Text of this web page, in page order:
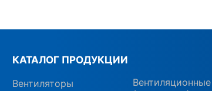
КАТАЛОГ ПРОДУКЦИИ
Вентиляторы
Вентиляционные